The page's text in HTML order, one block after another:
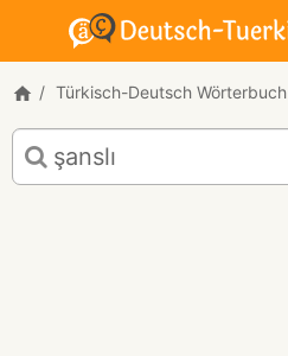
Türkisch-Deutsch Wörterbuch
Türkisch-
Deutsch
Übersetzung